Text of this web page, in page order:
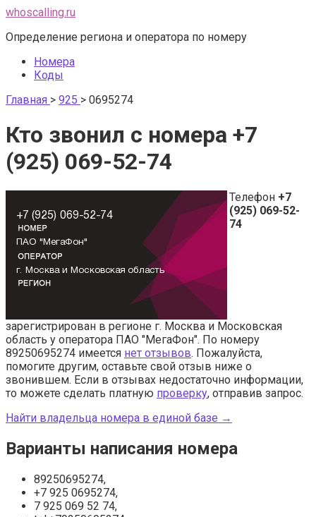
Перейти
контенту
whoscalling.ru
Определение региона и оператора по номеру
Номера
Коды
Главная > 925 > 0695274
Кто звонил с номера +7
(925) 069-52-74
Телефон +7
(925) 069-52-
74
зарегистрирован в регионе г. Москва и Московская
область у оператора ПАО "МегаФон". По номеру
89250695274 имеется нет отзывов. Пожалуйста,
помогите другим, оставьте свой отзыв ниже о
звонившем. Если в отзывах недостаточно информации,
то можете сделать платную проверку, отправив запрос.
Найти владельца номера в единой базе →
Варианты написания номера
89250695274,
+7 925 0695274,
7 925 069 52 74,